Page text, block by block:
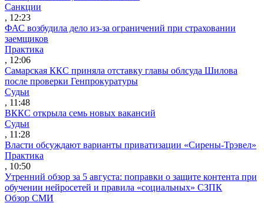
Санкции
, 12:23
ФАС возбудила дело из-за ограничений при страховании
заемщиков
Практика
, 12:06
Самарская ККС приняла отставку главы облсуда Шилова
после проверки Генпрокуратуры
Судьи
, 11:48
ВККС открыла семь новых вакансий
Судьи
, 11:28
Власти обсуждают варианты приватизации «Сирены-Трэвел»
Практика
, 10:50
Утренний обзор за 5 августа: поправки о защите контента при
обучении нейросетей и правила «социальных» СЗПК
Обзор СМИ